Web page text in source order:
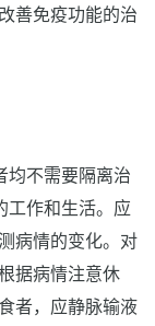
善免疫功能的治
均不需要隔离治
工作和生活。应
病情的变化。对
据病情注意休
者，应静脉输液